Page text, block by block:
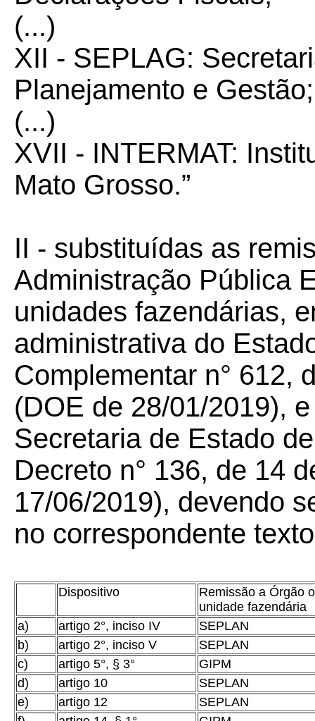
(...)
XII - SEPLAG:
Planejamento e Gestão;
(...)
XVII - INTERMAT:
Mato Grosso.”
II - substituídas as
Administração Pública
unidades fazendárias,
administrativa do
Complementar n° 612,
(DOE de 28/01/2019),
Secretaria de Estado
Decreto n° 136, de 14
17/06/2019), devendo
no correspondente
Dispositivo
Remissão a Órgão
unidade fazendária
a)
artigo 2°, inciso IV
SEPLAN
b)
artigo 2°, inciso V
SEPLAN
c)
artigo 5°, § 3°
GIPM
d)
artigo 10
SEPLAN
e)
artigo 12
SEPLAN